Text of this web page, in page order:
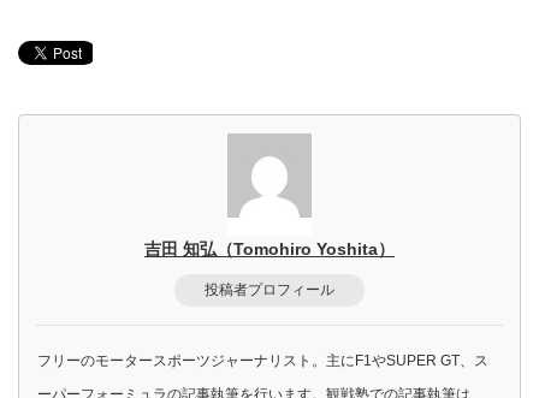
吉田 知弘（Tomohiro Yoshita）
投稿者プロフィール
フリーのモータースポーツジャーナリスト。主にF1やSUPER GT、ス
ーパーフォーミュラの記事執筆を行います。観戦塾での記事執筆は